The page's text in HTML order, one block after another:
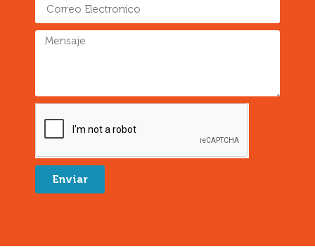
Enviar